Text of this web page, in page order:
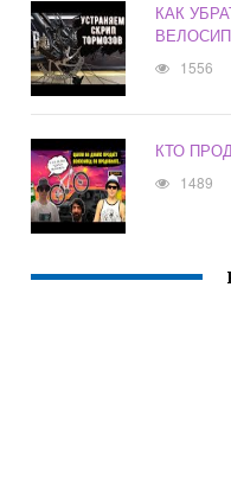
КАК
1556
КТО
1489